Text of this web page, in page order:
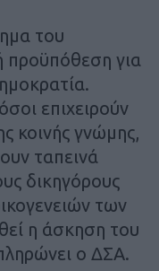
του
προϋπόθεση για
επιχειρούν
κοινής γνώμης,
ταπεινά
δικηγόρους
των
η άσκηση του
ο ΔΣΑ.